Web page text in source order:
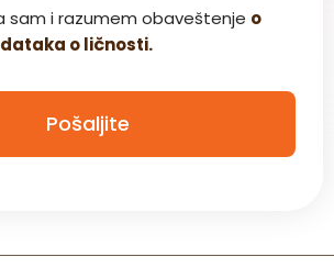
sam i razumem obaveštenje o
o ličnosti.
Pošaljite